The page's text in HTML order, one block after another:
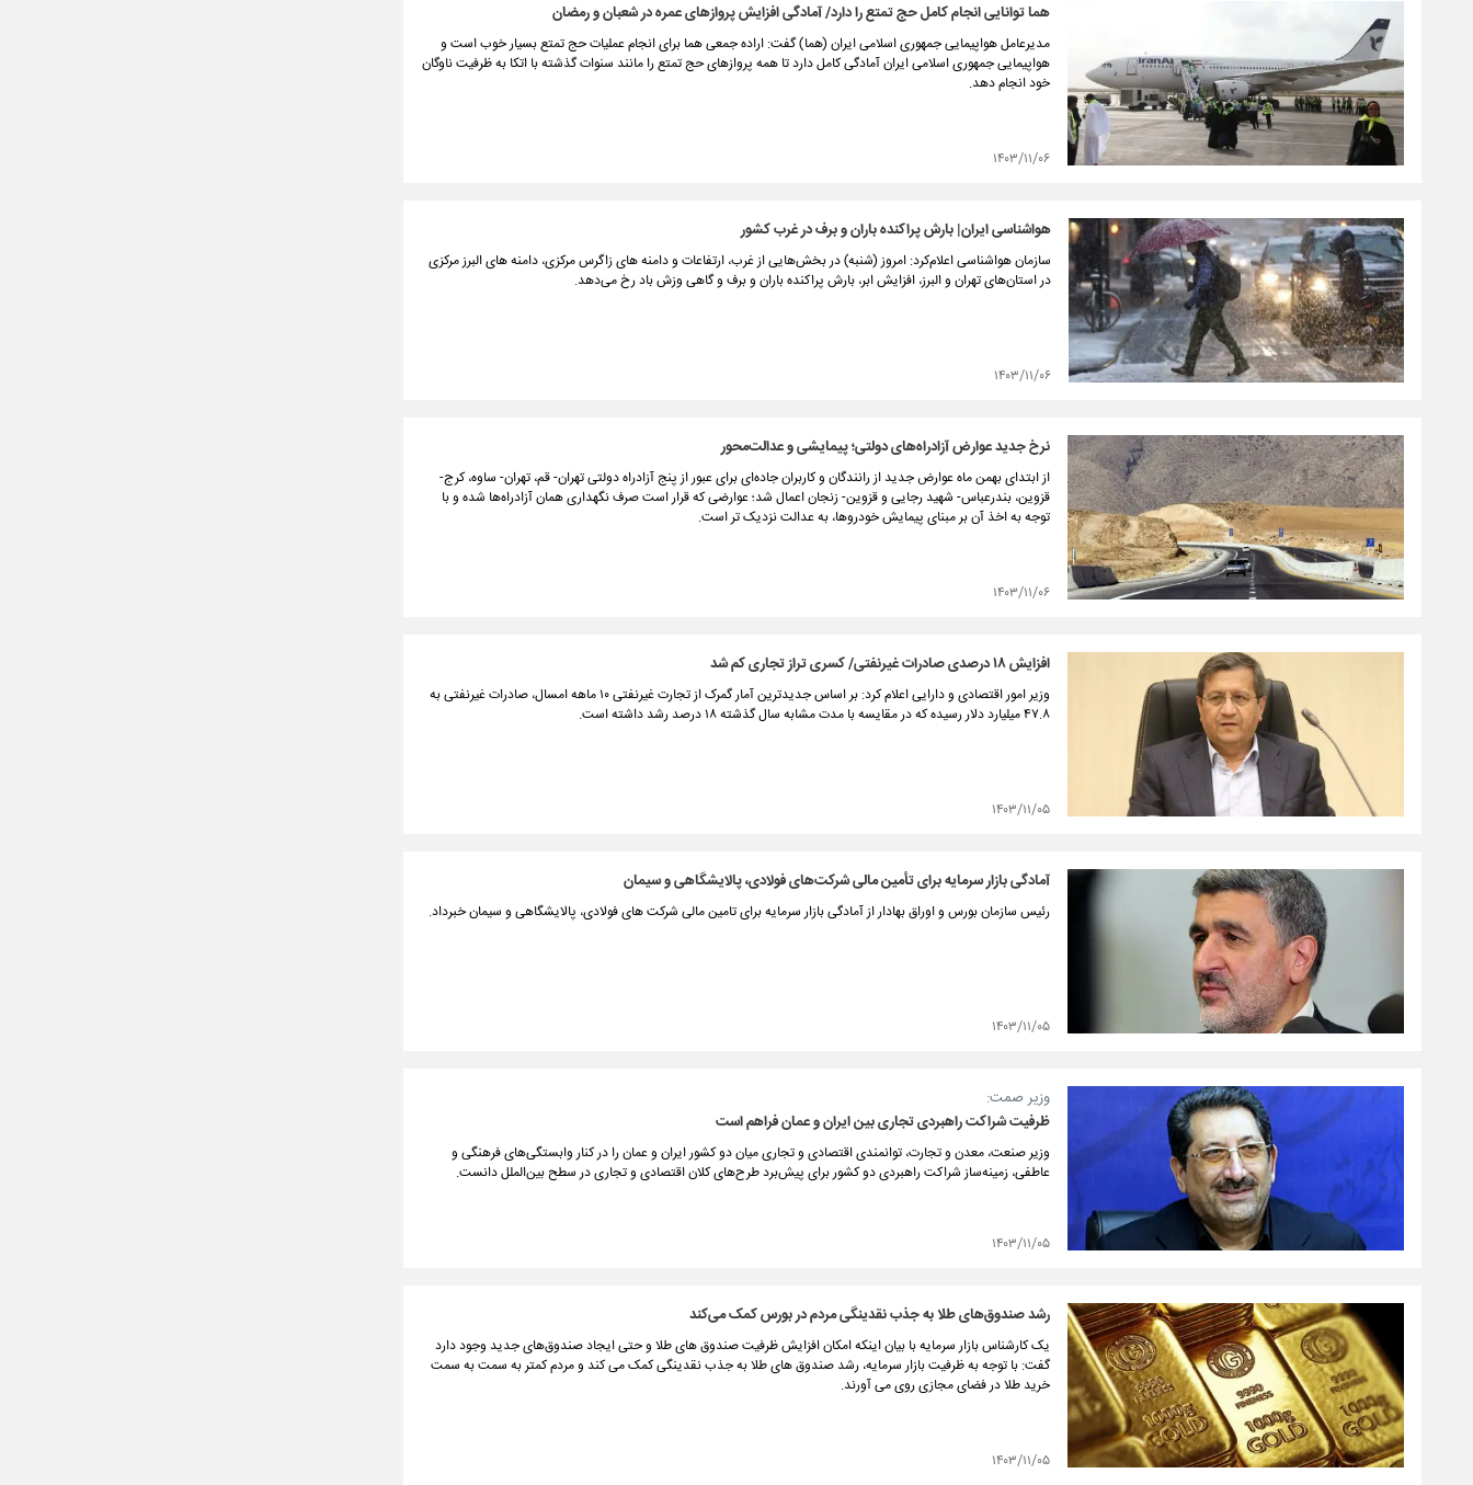
هما توانایی انجام کامل حج تمتع را دارد/ آمادگی افزایش پروازهای عمره در شعبان و رمضان
مدیرعامل هواپیمایی جمهوری اسلامی ایران (هما) گفت: اراده جمعی هما برای انجام عملیات حج تمتع بسیار خوب است و
هواپیمایی جمهوری اسلامی ایران آمادگی کامل دارد تا همه پروازهای حج تمتع را مانند سنوات گذشته با اتکا به ظرفیت ناوگان
خود انجام دهد.
۱۴۰۳/۱۱/۰۶
هواشناسی ایران| بارش پراکنده باران و برف در غرب کشور
سازمان هواشناسی اعلام‌کرد: امروز (شنبه) در بخش‌هایی از غرب، ارتفاعات و دامنه های زاگرس مرکزی، دامنه های البرز مرکزی
در استان‌های تهران و البرز، افزایش ابر، بارش پراکنده باران و برف و گاهی وزش باد رخ می‌دهد.
۱۴۰۳/۱۱/۰۶
نرخ جدید عوارض آزادراه‌های دولتی؛ پیمایشی و عدالت‌محور
از ابتدای بهمن ماه عوارض جدید از رانندگان و کاربران جاده‌ای برای عبور از پنج آزادراه دولتی تهران- قم، تهران- ساوه، کرج-
قزوین، بندرعباس- شهید رجایی و قزوین- زنجان اعمال شد؛ عوارضی که قرار است صرف نگهداری همان آزادراه‌ها شده و با
توجه به اخذ آن بر مبنای پیمایش خودروها، به عدالت نزدیک تر است.
۱۴۰۳/۱۱/۰۶
افزایش ۱۸ درصدی صادرات غیرنفتی/ کسری تراز تجاری کم شد
وزیر امور اقتصادی و دارایی اعلام کرد: ‏بر اساس جدیدترین آمار گمرک از تجارت غیرنفتی ۱۰ ماهه امسال، صادرات غیرنفتی به
۴۷.۸ میلیارد دلار رسیده که در مقایسه با مدت مشابه سال گذشته ۱۸ درصد رشد داشته است.‏
۱۴۰۳/۱۱/۰۵
آمادگی بازار سرمایه برای تأمین مالی شرکت‌های فولادی، پالایشگاهی و سیمان
رئیس سازمان بورس و اوراق بهادار از آمادگی بازار سرمایه برای تامین مالی شرکت های فولادی، پالایشگاهی و سیمان خبرداد.
۱۴۰۳/۱۱/۰۵
وزیر صمت:
ظرفیت شراکت راهبردی تجاری بین ایران و عمان فراهم است
وزیر صنعت، معدن و تجارت، توانمندی اقتصادی و تجاری میان دو کشور ایران و عمان را در کنار وابستگی‌های فرهنگی و
عاطفی، زمینه‌ساز شراکت راهبردی دو کشور برای پیش‌برد طرح‌های کلان اقتصادی و تجاری در سطح بین‌الملل دانست.
۱۴۰۳/۱۱/۰۵
رشد صندوق‌های طلا به جذب نقدینگی مردم در بورس کمک می‌کند
یک کارشناس بازار سرمایه با بیان اینکه امکان افزایش ظرفیت صندوق های طلا و حتی ایجاد صندوق‌های جدید وجود دارد
گفت: با توجه به ظرفیت بازار سرمایه، رشد صندوق های طلا به جذب نقدینگی کمک می کند و مردم کمتر به سمت به سمت
خرید طلا در فضای مجازی روی می آورند.
۱۴۰۳/۱۱/۰۵